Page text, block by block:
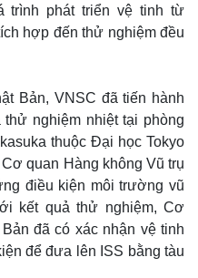
trình phát triển vệ tinh từ
hợp đến thử nghiệm đều
Bản, VNSC đã tiến hành
nghiệm nhiệt tại phòng
thuộc Đại học Tokyo
quan Hàng không Vũ trụ
điều kiện môi trường vũ
kết quả thử nghiệm, Cơ
đã có xác nhận vệ tinh
để đưa lên ISS bằng tàu